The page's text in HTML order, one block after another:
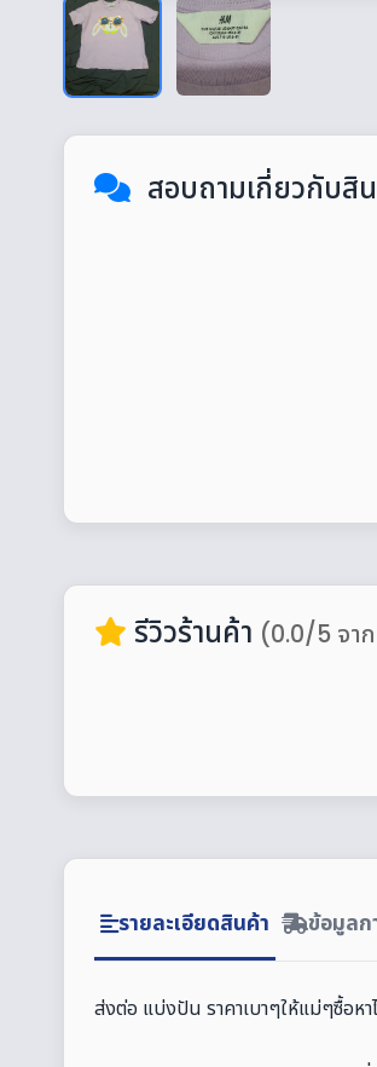
สอบถามเกี่ยวกับสิ
รีวิวร้านค้า (0.0/5 จา
รายละเอียดสินค้า ข้อมูลก
ส่งต่อ แบ่งปัน ราคาเบาๆให้แม่ๆซื้อห